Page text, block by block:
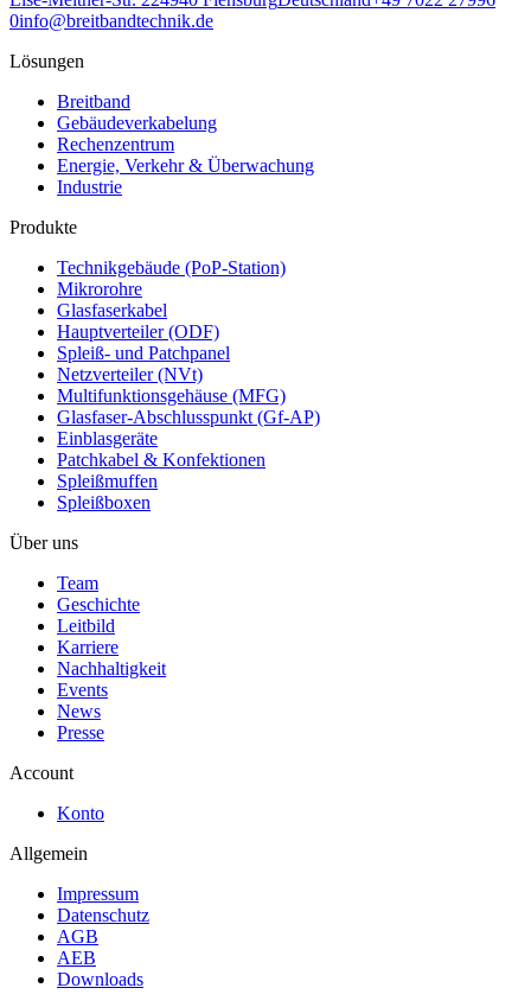
0info@breitbandtechnik.de
Lösungen
Breitband
Gebäudeverkabelung
Rechenzentrum
Energie, Verkehr & Überwachung
Industrie
Produkte
Technikgebäude (PoP-Station)
Mikrorohre
Glasfaserkabel
Hauptverteiler (ODF)
Spleiß- und Patchpanel
Netzverteiler (NVt)
Multifunktionsgehäuse (MFG)
Glasfaser-Abschlusspunkt (Gf-AP)
Einblasgeräte
Patchkabel & Konfektionen
Spleißmuffen
Spleißboxen
Über uns
Team
Geschichte
Leitbild
Karriere
Nachhaltigkeit
Events
News
Presse
Account
Konto
Allgemein
Impressum
Datenschutz
AGB
AEB
Downloads